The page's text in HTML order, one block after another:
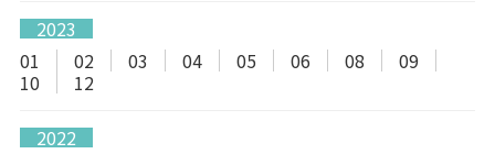
2023
01
02 03 04 05 06 08
09
10
12
2022